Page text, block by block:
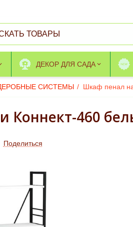
ДЕКОР ДЛЯ САДА
СИСТЕМЫ / Шкаф пенал
Коннект-460
Поделиться